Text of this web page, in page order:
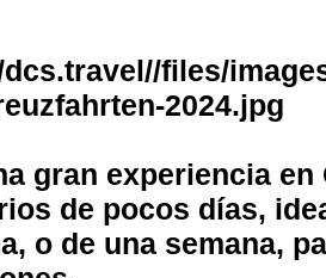
gran experiencia
de pocos días,
o de una semana,